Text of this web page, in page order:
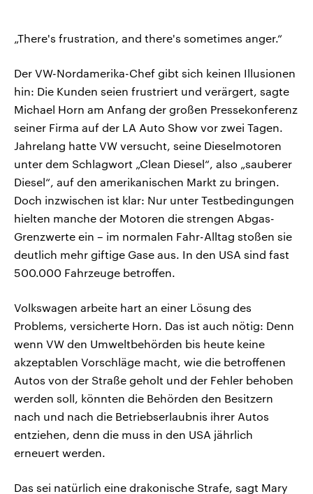
„There's frustration, and there's sometimes anger.“
Der VW-Nordamerika-Chef gibt sich keinen Illusionen
hin: Die Kunden seien frustriert und verärgert, sagte
Michael Horn am Anfang der großen Pressekonferenz
seiner Firma auf der LA Auto Show vor zwei Tagen.
Jahrelang hatte VW versucht, seine Dieselmotoren
unter dem Schlagwort „Clean Diesel“, also „sauberer
Diesel“, auf den amerikanischen Markt zu bringen.
Doch inzwischen ist klar: Nur unter Testbedingungen
hielten manche der Motoren die strengen Abgas-
Grenzwerte ein – im normalen Fahr-Alltag stoßen sie
deutlich mehr giftige Gase aus. In den USA sind fast
500.000 Fahrzeuge betroffen.
Volkswagen arbeite hart an einer Lösung des
Problems, versicherte Horn. Das ist auch nötig: Denn
wenn VW den Umweltbehörden bis heute keine
akzeptablen Vorschläge macht, wie die betroffenen
Autos von der Straße geholt und der Fehler behoben
werden soll, könnten die Behörden den Besitzern
nach und nach die Betriebserlaubnis ihrer Autos
entziehen, denn die muss in den USA jährlich
erneuert werden.
Das sei natürlich eine drakonische Strafe, sagt Mary